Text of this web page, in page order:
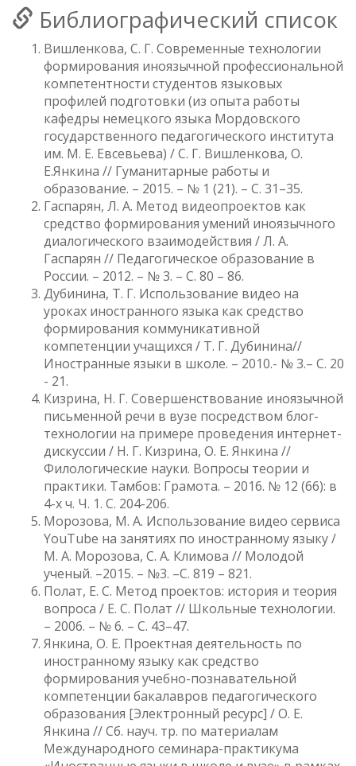
Библиографический список
Вишленкова, С. Г. Современные технологии
формирования иноязычной профессиональной
компетентности студентов языковых
профилей подготовки (из опыта работы
кафедры немецкого языка Мордовского
государственного педагогического института
им. М. Е. Евсевьева) / С. Г. Вишленкова, О.
Е.Янкина // Гуманитарные работы и
образование. – 2015. – № 1 (21). – С. 31–35.
Гаспарян, Л. А. Метод видеопроектов как
средство формирования умений иноязычного
диалогического взаимодействия / Л. А.
Гаспарян // Педагогическое образование в
России. – 2012. – № 3. – С. 80 – 86.
Дубинина, Т. Г. Использование видео на
уроках иностранного языка как средство
формирования коммуникативной
компетенции учащихся / Т. Г. Дубинина//
Иностранные языки в школе. – 2010.- № 3.– C. 20
- 21.
Кизрина, Н. Г. Совершенствование иноязычной
письменной речи в вузе посредством блог-
технологии на примере проведения интернет-
дискуссии / Н. Г. Кизрина, О. Е. Янкина //
Филологические науки. Вопросы теории и
практики. Тамбов: Грамота. – 2016. № 12 (66): в
4-х ч. Ч. 1. С. 204-206.
Морозова, М. А. Использование видео сервиса
YouTube на занятиях по иностранному языку /
М. А. Морозова, С. А. Климова // Молодой
ученый. –2015. – №3. –С. 819 – 821.
Полат, Е. С. Метод проектов: история и теория
вопроса / Е. С. Полат // Школьные технологии.
– 2006. – № 6. – С. 43–47.
Янкина, О. Е. Проектная деятельность по
иностранному языку как средство
формирования учебно-познавательной
компетенции бакалавров педагогического
образования [Электронный ресурс] / О. Е.
Янкина // Сб. науч. тр. по материалам
Международного семинара-практикума